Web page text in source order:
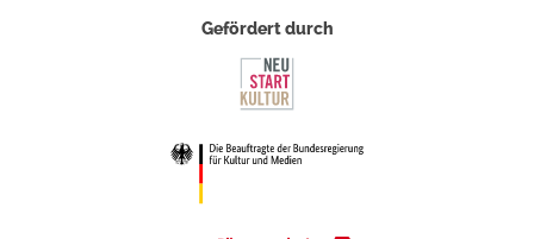
Gefördert durch